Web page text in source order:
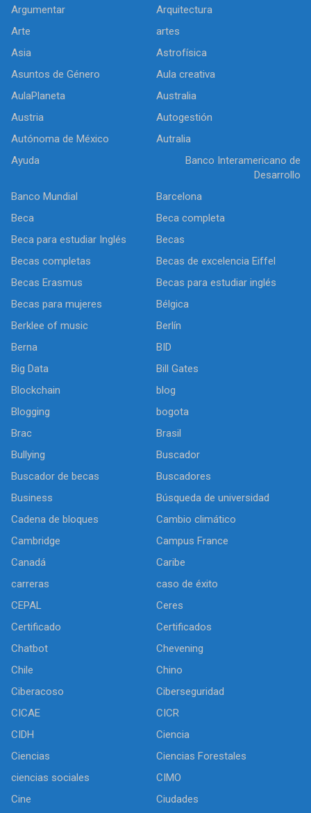
Argumentar
Arquitectura
Arte
artes
Asia
Astrofísica
Asuntos de Género
Aula creativa
AulaPlaneta
Australia
Austria
Autogestión
Autónoma de México
Autralia
Ayuda
Banco Interamericano de
Desarrollo
Banco Mundial
Barcelona
Beca
Beca completa
Beca para estudiar Inglés
Becas
Becas completas
Becas de excelencia Eiffel
Becas Erasmus
Becas para estudiar inglés
Becas para mujeres
Bélgica
Berklee of music
Berlín
Berna
BID
Big Data
Bill Gates
Blockchain
blog
Blogging
bogota
Brac
Brasil
Bullying
Buscador
Buscador de becas
Buscadores
Business
Búsqueda de universidad
Cadena de bloques
Cambio climático
Cambridge
Campus France
Canadá
Caribe
carreras
caso de éxito
CEPAL
Ceres
Certificado
Certificados
Chatbot
Chevening
Chile
Chino
Ciberacoso
Ciberseguridad
CICAE
CICR
CIDH
Ciencia
Ciencias
Ciencias Forestales
ciencias sociales
CIMO
Cine
Ciudades